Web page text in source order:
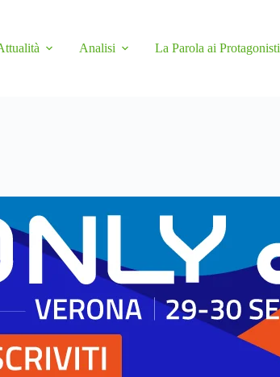
Analisi La Parola ai Protagonisti